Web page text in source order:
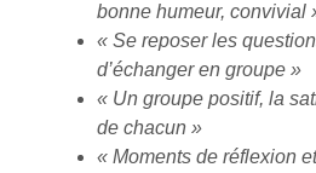
bonne humeur, convivial
« Se reposer les
d’échanger en groupe »
« Un groupe positif, la
de chacun »
« Moments de réflexion